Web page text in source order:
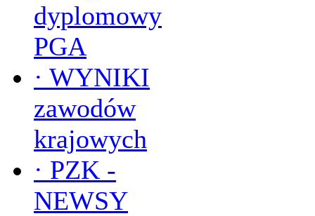
dyplomowy
PGA
· WYNIKI
zawodów
krajowych
· PZK -
NEWSY